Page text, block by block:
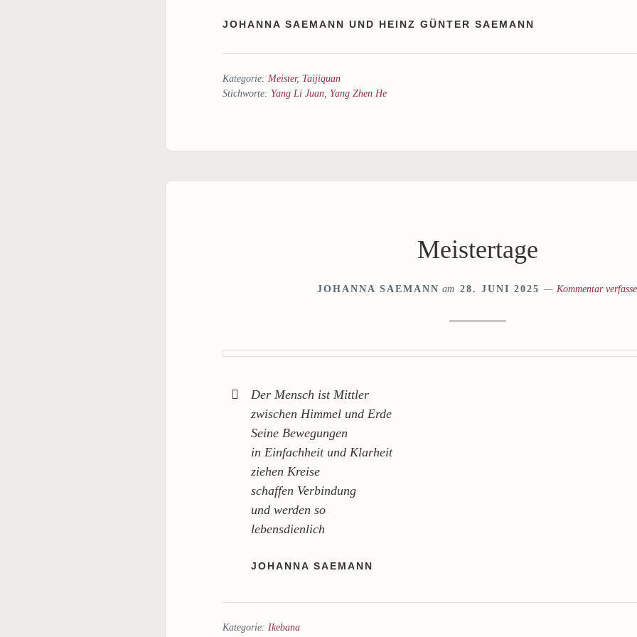
JOHANNA SAEMANN UND HEINZ GÜNTER SAEMANN
Kategorie: Meister, Taijiquan
Stichworte: Yang Li Juan, Yang Zhen He
Meistertage
JOHANNA SAEMANN am 28. JUNI 2025 Kommentar
Der Mensch ist Mittler
zwischen Himmel und Erde
Seine Bewegungen
in Einfachheit und Klarheit
ziehen Kreise
schaffen Verbindung
und werden so
lebensdienlich
JOHANNA SAEMANN
Kategorie: Ikebana